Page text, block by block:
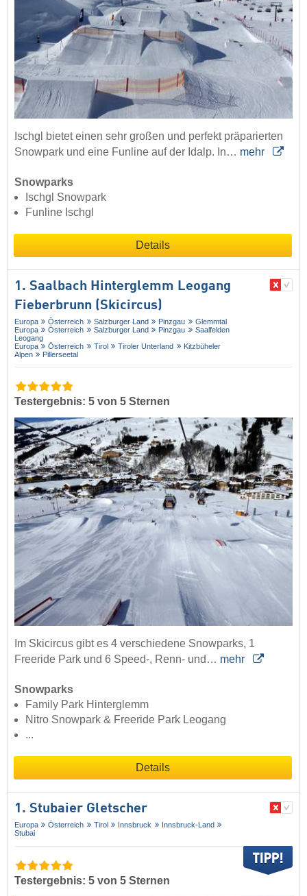
Ischgl bietet einen sehr großen und perfekt präparierten
Snowpark und eine Funline auf der Idalp. In… mehr
Snowparks
Ischgl Snowpark
Funline Ischgl
Details
1. Saalbach Hinterglemm Leogang
Fieberbrunn (Skicircus)
Europa Österreich Salzburger Land Pinzgau
Glemmtal
Europa
Österreich Salzburger Land Pinzgau
Saalfelden
Leogang
Europa
Österreich Tirol Tiroler Unterland
Kitzbüheler
Alpen
Pillerseetal
Testergebnis: 5 von 5 Sternen
Im Skicircus gibt es 4 verschiedene Snowparks, 1
Freeride Park und 6 Speed-, Renn- und… mehr
Snowparks
Family Park Hinterglemm
Nitro Snowpark & Freeride Park Leogang
...
Details
1. Stubaier Gletscher
Europa Österreich Tirol Innsbruck
Innsbruck-Land
Stubai
Testergebnis: 5 von 5 Sternen